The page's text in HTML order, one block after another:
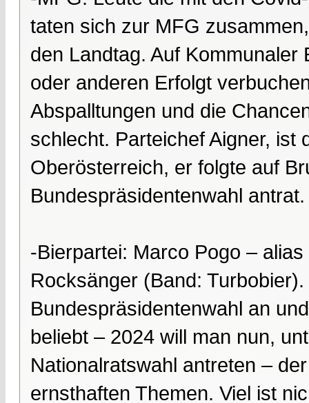
taten sich zur MFG
den Landtag. Auf
oder anderen Erfolgt
Abspalltungen und die
schlecht. Parteichef Aigner, ist
Oberösterreich, er folgte auf
Bundespräsidentenwahl antrat.
-Bierpartei: Marco Pogo –
Rocksänger (Band:
Bundespräsidentenwahl an
beliebt – 2024 will man nun,
Nationalratswahl antreten –
ernsthaften Themen. Viel ist